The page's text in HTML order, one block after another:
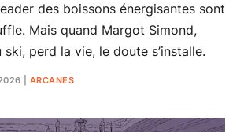
des boissons énergisantes sont
Mais quand Margot Simond,
ski, perd la vie, le doute s’installe.
|ARCANES